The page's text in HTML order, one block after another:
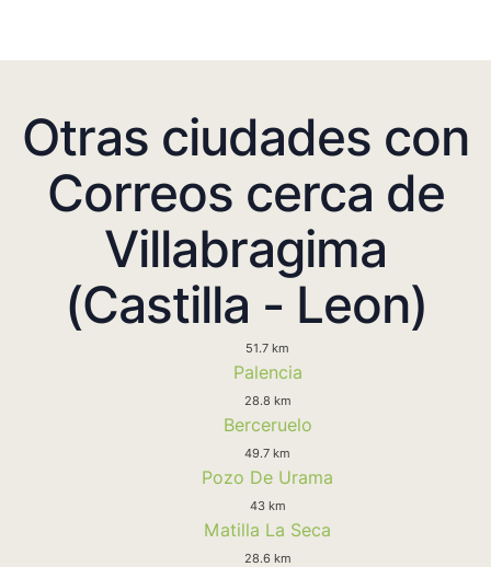
Otras ciudades con
Correos cerca de
Villabragima
(Castilla - Leon)
51.7 km
Palencia
28.8 km
Berceruelo
49.7 km
Pozo De Urama
43 km
Matilla La Seca
28.6 km